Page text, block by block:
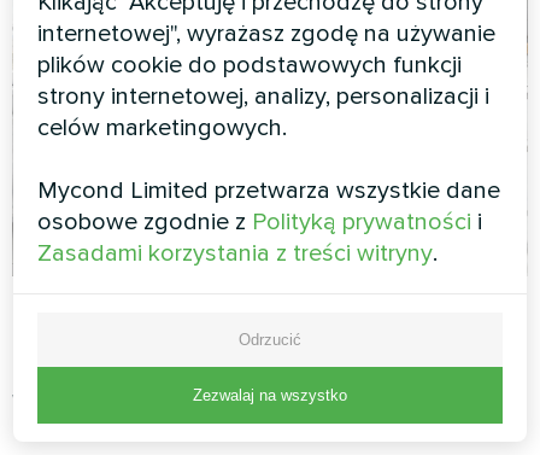
Pojemność zbiornika na
wodę i ciągły drenaż
internetowej", wyrażasz zgodę na używanie
plików cookie do podstawowych funkcji
strony internetowej, analizy, personalizacji i
celów marketingowych.
Mycond Limited przetwarza wszystkie dane
osobowe zgodnie z Polityką prywatności i
Zasadami korzystania z treści witryny.
Odrzucić
Zezwalaj na wszystko